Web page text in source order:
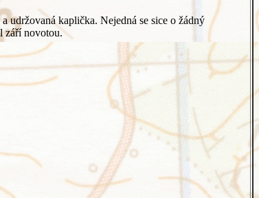
udržovaná kaplička. Nejedná se sice o žádný
září novotou.